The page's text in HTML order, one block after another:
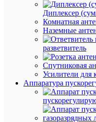
Диплексер
Комнатная
Наземные
разветвитель
Спутниковая
Усилители для
Аппаратура